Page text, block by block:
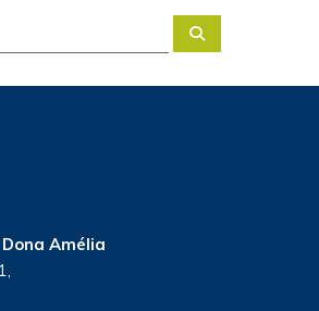
S
c
Amélia